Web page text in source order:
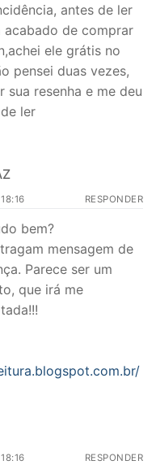
antes de ler
acabado de comprar
ele grátis no
pensei duas vezes,
resenha e me deu
ler
RESPONDER
bem?
mensagem de
Parece ser um
que irá me
RESPONDER